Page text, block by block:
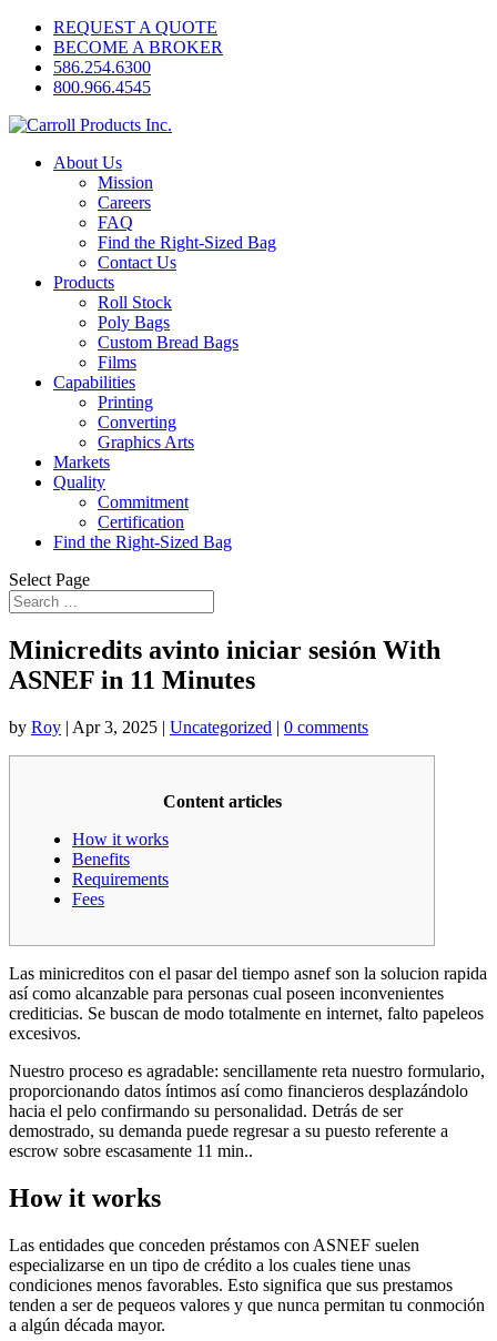
REQUEST A QUOTE
BECOME A BROKER
586.254.6300
800.966.4545
About Us
Mission
Careers
FAQ
Find the Right-Sized Bag
Contact Us
Products
Roll Stock
Poly Bags
Custom Bread Bags
Films
Capabilities
Printing
Converting
Graphics Arts
Markets
Quality
Commitment
Certification
Find the Right-Sized Bag
Select Page
Minicredits avinto iniciar sesión With
ASNEF in 11 Minutes
by Roy | Apr 3, 2025 | Uncategorized | 0 comments
Content articles
How it works
Benefits
Requirements
Fees
Las minicreditos con el pasar del tiempo asnef son la solucion rapida
así­ como alcanzable para personas cual poseen inconvenientes
crediticias. Se buscan de modo totalmente en internet, falto papeleos
excesivos.
Nuestro proceso es agradable: sencillamente reta nuestro formulario,
proporcionando datos íntimos así­ como financieros desplazándolo
hacia el pelo confirmando su personalidad. Detrás de ser
demostrado, su demanda puede regresar a su puesto referente a
escrow sobre escasamente 11 min..
How it works
Las entidades que conceden préstamos con ASNEF suelen
especializarse en un tipo de crédito a los cuales tiene unas
condiciones menos favorables. Esto significa que sus prestamos
tenden a ser de pequeos valores y que nunca permitan tu conmoción
a algún década mayor.